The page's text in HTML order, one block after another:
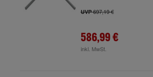
UVP697,19 €
586,99 €
inkl. MwSt.